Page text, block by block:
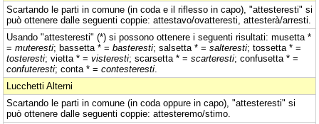
Scartando le parti in comune (in coda e il riflesso in capo), "attesteresti" si
può ottenere dalle seguenti coppie: attestavo/ovatteresti, attesterà/arresti.
Usando "attesteresti" (*) si possono ottenere i seguenti risultati: musetta *
= muteresti; bassetta * = basteresti; salsetta * = salteresti; tossetta * =
tosteresti; vietta * = visteresti; scarsetta * = scarteresti; confusetta * =
confuteresti; conta * = contesteresti
Lucchetti Alterni
Scartando le parti in comune (in coda oppure in capo), "attesteresti" si
può ottenere dalle seguenti coppie: attesteremo/stimo.